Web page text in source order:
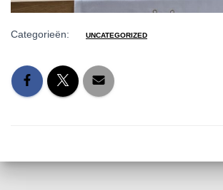
Categorieën: UNCATEGORIZED